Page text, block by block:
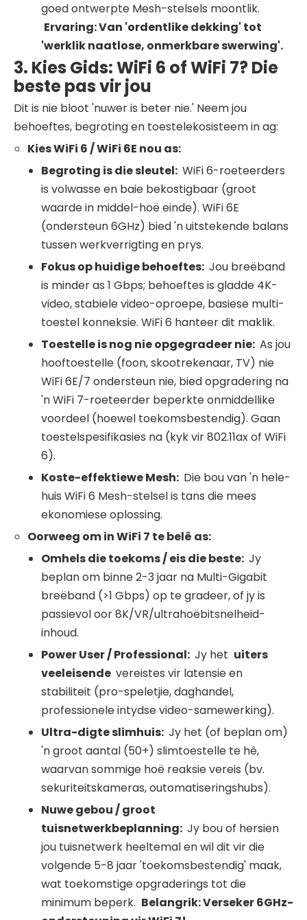
goed ontwerpte Mesh-stelsels moontlik.
Ervaring: Van 'ordentlike dekking' tot
'werklik naatlose, onmerkbare swerwing'.
3. Kies Gids: WiFi 6 of WiFi 7? Die
beste pas vir jou
Dit is nie bloot 'nuwer is beter nie.' Neem jou
behoeftes, begroting en toestelekosisteem in ag:
KiesWiFi 6 /WiFi 6E nou as:
Begroting is die sleutel: WiFi 6-roeteerders
is volwasse en baie bekostigbaar (groot
waarde in middel-hoë einde). WiFi 6E
(ondersteun 6GHz) bied 'n uitstekende balans
tussen werkverrigting en prys.
Fokus op huidige behoeftes: Jou breëband
is minder as 1 Gbps; behoeftes is gladde 4K-
video, stabiele video-oproepe, basiese multi-
toestel konneksie. WiFi 6 hanteer dit maklik.
Toestelle is nog nie opgegradeer nie: As jou
hooftoestelle (foon, skootrekenaar, TV) nie
WiFi 6E/7 ondersteun nie, bied opgradering na
'n WiFi 7-roeteerder beperkte onmiddellike
voordeel (hoewel toekomsbestendig). Gaan
toestelspesifikasies na (kyk vir 802.11ax of WiFi
6).
Koste-effektiewe Mesh: Die bou van 'n hele-
huis WiFi 6 Mesh-stelsel is tans die mees
ekonomiese oplossing.
Oorweeg om inWiFi 7 te belê as:
Omhels die toekoms / eis die beste: Jy
beplan om binne 2-3 jaar na Multi-Gigabit
breëband (>1 Gbps) op te gradeer, of jy is
passievol oor 8K/VR/ultrahoëbitsnelheid-
inhoud.
Power User / Professional: Jy het uiters
veeleisende vereistes vir latensie en
stabiliteit (pro-speletjie, daghandel,
professionele intydse video-samewerking).
Ultra-digte slimhuis: Jy het (of beplan om)
'n groot aantal (50+) slimtoestelle te hê,
waarvan sommige hoë reaksie vereis (bv.
sekuriteitskameras, outomatiseringshubs).
Nuwe gebou / groot
tuisnetwerkbeplanning: Jy bou of hersien
jou tuisnetwerk heeltemal en wil dit vir die
volgende 5-8 jaar 'toekomsbestendig' maak,
wat toekomstige opgraderings tot die
minimum beperk. Belangrik: Verseker 6GHz-